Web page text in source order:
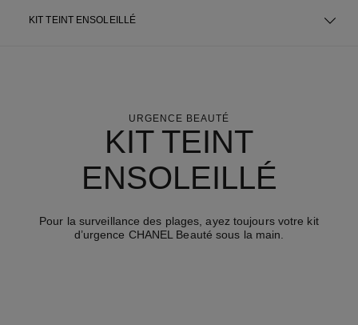
KIT TEINT ENSOLEILLÉ
URGENCE BEAUTÉ
KIT TEINT
ENSOLEILLÉ
Pour la surveillance des plages, ayez toujours votre kit
d’urgence CHANEL Beauté sous la main.